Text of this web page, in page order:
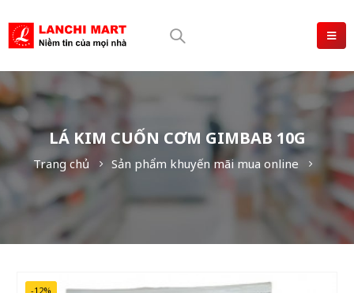
LÁ KIM CUỐN CƠM GIMBAB 10G
Trang chủ Sản phẩm khuyến mãi mua online
-12%